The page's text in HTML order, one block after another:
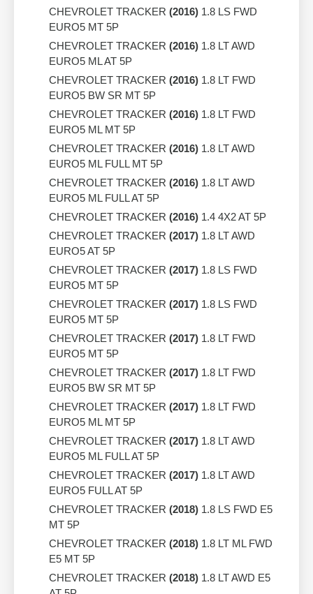
CHEVROLET TRACKER (2016) 1.8 LS FWD
EURO5 MT 5P
CHEVROLET TRACKER (2016) 1.8 LT AWD
EURO5 ML AT 5P
CHEVROLET TRACKER (2016) 1.8 LT FWD
EURO5 BW SR MT 5P
CHEVROLET TRACKER (2016) 1.8 LT FWD
EURO5 ML MT 5P
CHEVROLET TRACKER (2016) 1.8 LT AWD
EURO5 ML FULL MT 5P
CHEVROLET TRACKER (2016) 1.8 LT AWD
EURO5 ML FULL AT 5P
CHEVROLET TRACKER (2016) 1.4 4X2 AT 5P
CHEVROLET TRACKER (2017) 1.8 LT AWD
EURO5 AT 5P
CHEVROLET TRACKER (2017) 1.8 LS FWD
EURO5 MT 5P
CHEVROLET TRACKER (2017) 1.8 LS FWD
EURO5 MT 5P
CHEVROLET TRACKER (2017) 1.8 LT FWD
EURO5 MT 5P
CHEVROLET TRACKER (2017) 1.8 LT FWD
EURO5 BW SR MT 5P
CHEVROLET TRACKER (2017) 1.8 LT FWD
EURO5 ML MT 5P
CHEVROLET TRACKER (2017) 1.8 LT AWD
EURO5 ML FULL AT 5P
CHEVROLET TRACKER (2017) 1.8 LT AWD
EURO5 FULL AT 5P
CHEVROLET TRACKER (2018) 1.8 LS FWD E5
MT 5P
CHEVROLET TRACKER (2018) 1.8 LT ML FWD
E5 MT 5P
CHEVROLET TRACKER (2018) 1.8 LT AWD E5